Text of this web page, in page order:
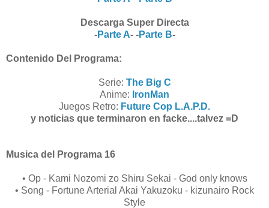
Descarga Super Directa
-Parte A- -Parte B-
Contenido Del Programa:
Serie: The Big C
Anime: IronMan
Juegos Retro: Future Cop L.A.P.D.
y noticias que terminaron en facke....talvez =D
Musica del Programa 16
• Op - Kami Nozomi zo Shiru Sekai - God only knows
• Song - Fortune Arterial Akai Yakuzoku - kizunairo Rock
Style